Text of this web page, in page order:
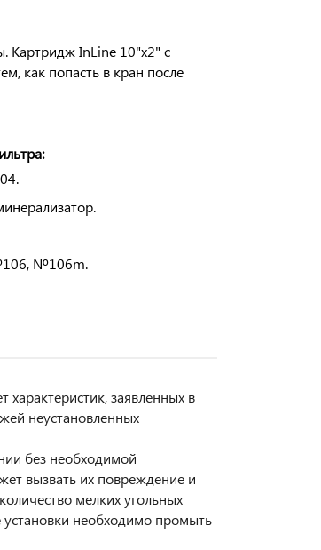
Картридж InLine 10"х2" с
как попасть в кран после
№106m.
заявленных в
неустановленных
без необходимой
вызвать их повреждение и
мелких угольных
установки необходимо промыть